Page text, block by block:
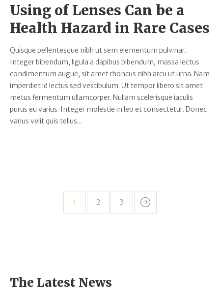
Using of Lenses Can be a
Health Hazard in Rare Cases
Quisque pellentesque nibh ut sem elementum pulvinar.
Integer bibendum, ligula a dapibus bibendum, massa lectus
condimentum augue, sit amet rhoncus nibh arcu ut urna. Nam
imperdiet id lectus sed vestibulum. Ut tempor libero sit amet
metus fermentum ullamcorper. Nullam scelerisque iaculis
purus eu varius. Integer molestie in leo et consectetur. Donec
varius velit quis tellus...
1 2 3
The Latest News